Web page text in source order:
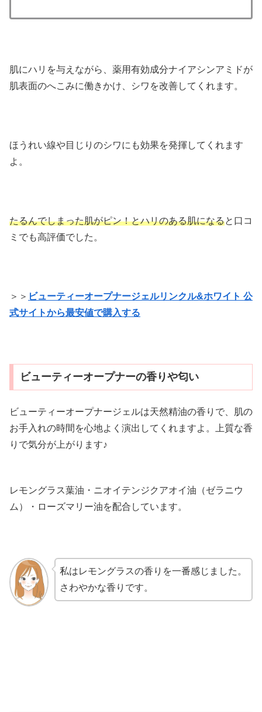
肌にハリを与えながら、薬用有効成分ナイアシンアミドが
肌表面のへこみに働きかけ、シワを改善してくれます。
ほうれい線や目じりのシワにも効果を発揮してくれます
よ。
たるんでしまった肌がピン！とハリのある肌になると口コ
ミでも高評価でした。
＞＞ ビューティーオープナージェルリンクル&ホワイト 公
式サイトから最安値で購入する
ビューティーオープナーの香りや匂い
ビューティーオープナージェルは天然精油の香りで、肌の
お手入れの時間を心地よく演出してくれますよ。上質な香
りで気分が上がります♪
レモングラス葉油・ニオイテンジクアオイ油（ゼラニウ
ム）・ローズマリー油を配合しています。
私はレモングラスの香りを一番感じました。
さわやかな香りです。